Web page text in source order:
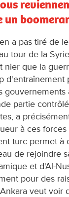
un
a pas tiré de
tour de la
nier que la
d'entraînement
gouvernements
partie
a
à ces
turc permet à
de rejoindre
et d'Al-
pour des
veut voir